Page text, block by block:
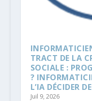
TRACT DE LA
SOCIALE :
?
L’IA DÉCIDER
Juil 9, 2026